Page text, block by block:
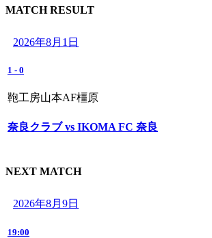
MATCH RESULT
2026年8月1日
1 - 0
鞄工房山本AF橿原
奈良クラブ vs IKOMA FC 奈良
NEXT MATCH
2026年8月9日
19:00